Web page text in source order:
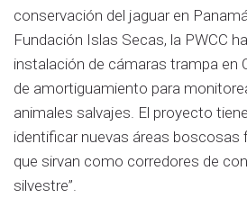
conservación del jaguar en
Fundación Islas Secas, la PWCC
instalación de cámaras trampa en
de amortiguamiento para
animales salvajes. El proyecto
identificar nuevas áreas boscosas
que sirvan como corredores de
silvestre”.